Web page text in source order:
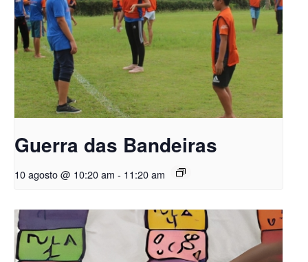
Guerra das Bandeiras
10 agosto @ 10:20 am - 11:20 am